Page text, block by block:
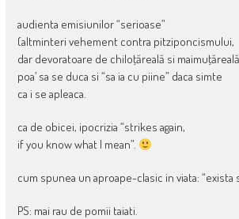
audienta emisiunilor “serioase”
(altminteri vehement contra pitziponcismului,
dar devoratoare de chiloţăreală si
poa’ sa se duca si “sa ia cu piine” daca simte
ca i se apleaca.
ca de obicei, ipocrizia “strikes again,
if you know what I mean”.
cum spunea un aproape-clasic in viata: “exista
PS: mai rau de pomii taiati.